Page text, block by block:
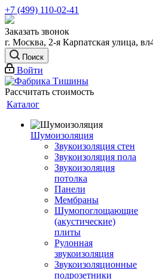
+7 (499) 110-02-41
Заказать звонок
г. Москва, 2-я Карпатская улица,
Поиск
Войти
Рассчитать стоимость
Каталог
Шумоизоляция
Звукоизоляция стен
Звукоизоляция пола
Звукоизоляция
потолка
Панели
Мембраны
Шумопоглощающие
(акустические)
плиты
Рулонная
звукоизоляция
Звукоизоляционные
подрозетники